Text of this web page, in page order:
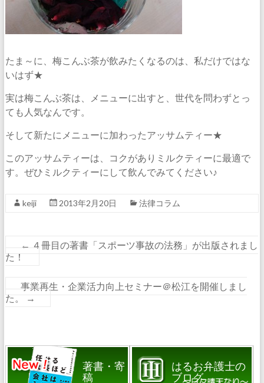
たま～に、梅こんぶ茶が飲みたくなるのは、私だけではな
いはず★
実は梅こんぶ茶は、メニューに出すと、世代を問わずとっ
ても人気なんです。
そして新たにメニューに加わったアッサムティー★
このアッサムティーは、コクがありミルクティーに最適で
す。ぜひミルクティーにして飲んでみてください♪
keiji 2013年2月20日 法律コラム
← ４冊目の著書「スポーツ事故の法務」が出版されまし
た！
事業再生・企業活力向上セミナー＠松江を開催しまし
た。
→
著書・寄
稿
はるお弁護士の
ブログ